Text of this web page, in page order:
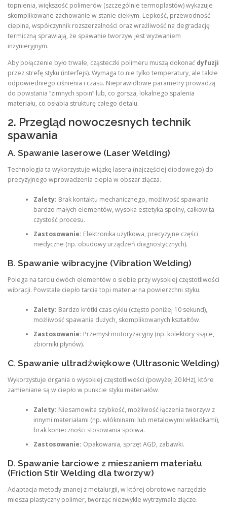
topnienia, większość polimerów (szczególnie termoplastów) wykazuje
skomplikowane zachowanie w stanie ciekłym. Lepkość, przewodność
cieplna, współczynnik rozszerzalności oraz wrażliwość na degradację
termiczną sprawiają, że spawanie tworzyw jest wyzwaniem
inżynieryjnym.
Aby połączenie było trwałe, cząsteczki polimeru muszą dokonać dyfuzji
przez strefę styku (interfejs). Wymaga to nie tylko temperatury, ale także
odpowiedniego ciśnienia i czasu. Nieprawidłowe parametry prowadzą
do powstania “zimnych spoin” lub, co gorsza, lokalnego spalenia
materiału, co osłabia strukturę całego detalu.
2. Przegląd nowoczesnych technik
spawania
A. Spawanie laserowe (Laser Welding)
Technologia ta wykorzystuje wiązkę lasera (najczęściej diodowego) do
precyzyjnego wprowadzenia ciepła w obszar złącza.
Zalety: Brak kontaktu mechanicznego, możliwość spawania
bardzo małych elementów, wysoka estetyka spoiny, całkowita
czystość procesu.
Zastosowanie: Elektronika użytkowa, precyzyjne części
medyczne (np. obudowy urządzeń diagnostycznych).
B. Spawanie wibracyjne (Vibration Welding)
Polega na tarciu dwóch elementów o siebie przy wysokiej częstotliwości
wibracji. Powstałe ciepło tarcia topi materiał na powierzchni styku.
Zalety: Bardzo krótki czas cyklu (często poniżej 10 sekund),
możliwość spawania dużych, skomplikowanych kształtów.
Zastosowanie: Przemysł motoryzacyjny (np. kolektory ssące,
zbiorniki płynów).
C. Spawanie ultradźwiękowe (Ultrasonic Welding)
Wykorzystuje drgania o wysokiej częstotliwości (powyżej 20 kHz), które
zamieniane są w ciepło w punkcie styku materiałów.
Zalety: Niesamowita szybkość, możliwość łączenia tworzyw z
innymi materiałami (np. włókninami lub metalowymi wkładkami),
brak konieczności stosowania spoiwa.
Zastosowanie: Opakowania, sprzęt AGD, zabawki.
D. Spawanie tarciowe z mieszaniem materiału
(Friction Stir Welding dla tworzyw)
Adaptacja metody znanej z metalurgii, w której obrotowe narzędzie
miesza plastyczny polimer, tworząc niezwykle wytrzymałe złącze.